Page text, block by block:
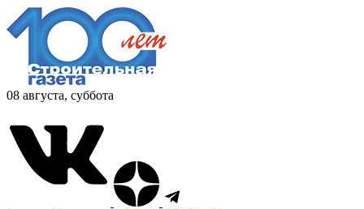
08 августа, суббота